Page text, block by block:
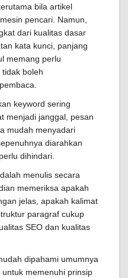
bila artikel
pencari. Namun,
dari kualitas dasar
kata kunci, panjang
memang perlu
boleh
keyword sering
menjadi janggal, pesan
mudah menyadari
diarahkan
dihindari.
menulis secara
memeriksa apakah
jelas, apakah kalimat
paragraf cukup
SEO dan kualitas
dipahami umumnya
memenuhi prinsip